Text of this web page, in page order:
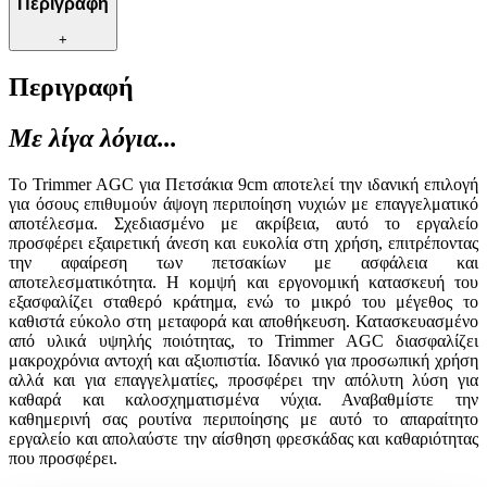
Περιγραφή
+
Περιγραφή
Με λίγα λόγια...
Το Trimmer AGC για Πετσάκια 9cm αποτελεί την ιδανική επιλογή
για όσους επιθυμούν άψογη περιποίηση νυχιών με επαγγελματικό
αποτέλεσμα. Σχεδιασμένο με ακρίβεια, αυτό το εργαλείο
προσφέρει εξαιρετική άνεση και ευκολία στη χρήση, επιτρέποντας
την αφαίρεση των πετσακίων με ασφάλεια και
αποτελεσματικότητα. Η κομψή και εργονομική κατασκευή του
εξασφαλίζει σταθερό κράτημα, ενώ το μικρό του μέγεθος το
καθιστά εύκολο στη μεταφορά και αποθήκευση. Κατασκευασμένο
από υλικά υψηλής ποιότητας, το Trimmer AGC διασφαλίζει
μακροχρόνια αντοχή και αξιοπιστία. Ιδανικό για προσωπική χρήση
αλλά και για επαγγελματίες, προσφέρει την απόλυτη λύση για
καθαρά και καλοσχηματισμένα νύχια. Αναβαθμίστε την
καθημερινή σας ρουτίνα περιποίησης με αυτό το απαραίτητο
εργαλείο και απολαύστε την αίσθηση φρεσκάδας και καθαριότητας
που προσφέρει.